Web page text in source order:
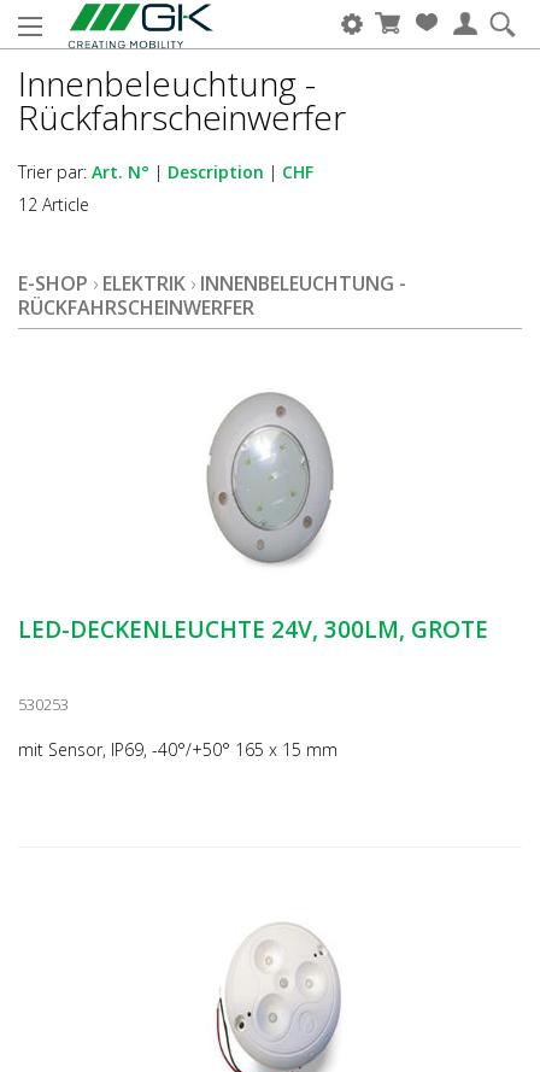
Innenbeleuchtung -
Rückfahrscheinwerfer
Trier par: Art. N° | Description | CHF
12 Article
E-SHOP › ELEKTRIK › INNENBELEUCHTUNG -
RÜCKFAHRSCHEINWERFER
LED-DECKENLEUCHTE 24V, 300LM, GROTE
530253
mit Sensor, IP69, -40°/+50° 165 x 15 mm